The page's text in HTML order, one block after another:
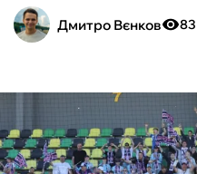
ТЕНІС
КІБЕРСПОРТ
ЧС-2026
Дмитро Вєнков 83